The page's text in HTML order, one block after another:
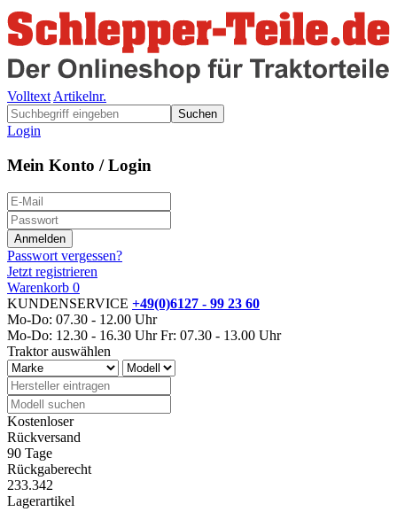
Volltext Artikelnr.
Suchen
Login
Mein Konto / Login
Passwort vergessen?
Jetzt registrieren
Warenkorb 0
KUNDENSERVICE +49(0)6127 - 99 23 60
Mo-Do: 07.30 - 12.00 Uhr
Mo-Do: 12.30 - 16.30 Uhr Fr: 07.30 - 13.00 Uhr
Traktor auswählen
Kostenloser
Rückversand
90 Tage
Rückgaberecht
233.342
Lagerartikel